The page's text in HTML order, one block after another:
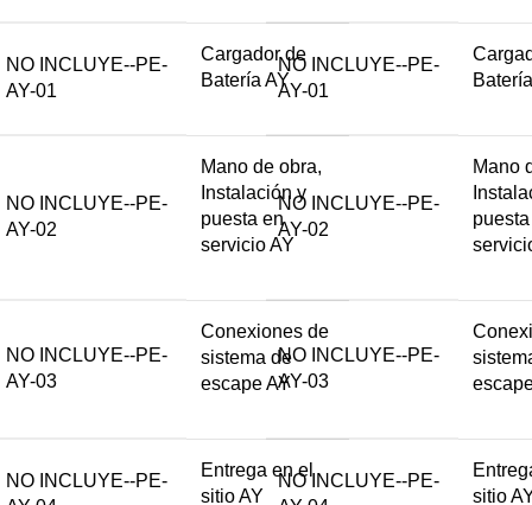
NO INCLUYE--PE-
AY-01
Cargador de
Batería AY
NO INCLUYE--PE-
AY-02
Mano de obra,
Instalación y
puesta en
servicio AY
NO INCLUYE--PE-
AY-03
Conexiones de
sistema de
escape AY
NO INCLUYE--PE-
Entrega en el
sitio AY
NO INCLUYE--PE-
AY-01
NO INCLUYE--PE-
AY-02
Mano
NO INCLUYE--PE-
AY-03
NO INCLUYE--PE-
sitio